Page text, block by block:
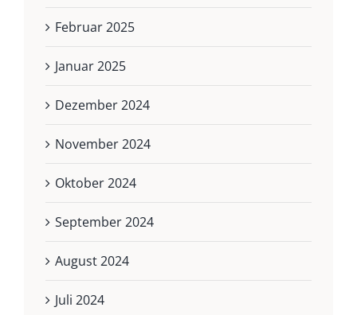
Februar 2025
Januar 2025
Dezember 2024
November 2024
Oktober 2024
September 2024
August 2024
Juli 2024